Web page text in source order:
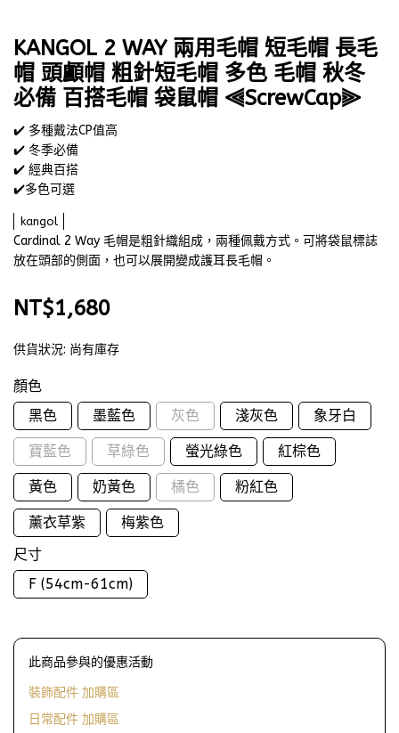
KANGOL 2 WAY 兩用毛帽 短毛帽 長毛
帽 頭顱帽 粗針短毛帽 多色 毛帽 秋冬
必備 百搭毛帽 袋鼠帽 ⫷ScrewCap⫸
✔️ 多種戴法CP值高
✔️ 冬季必備
✔️ 經典百搭
✔️多色可選
kangol
Cardinal 2 Way 毛帽是粗針織組成，兩種佩戴方式。可將袋鼠標誌
放在頭部的側面，也可以展開變成護耳長毛帽。
NT$1,680
供貨狀況: 尚有庫存
顏色
黑色
墨藍色 灰色 淺灰色 象牙白
寶藍色 草綠色 螢光綠色 紅棕色
黃色 奶黃色 橘色 粉紅色
薰衣草紫
梅紫色
尺寸
F (54cm-61cm)
此商品參與的優惠活動
裝飾配件 加購區
日常配件 加購區